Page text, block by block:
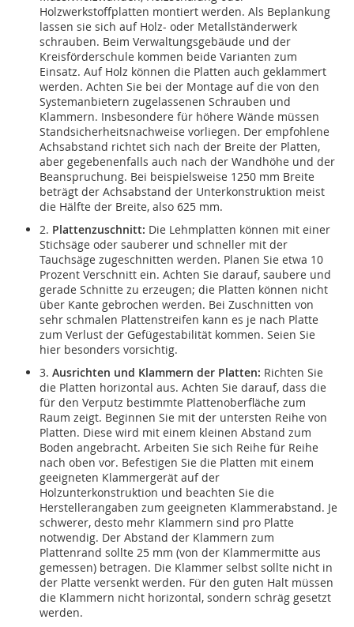
Holzwerkstoffplatten montiert werden. Als Beplankung
lassen sie sich auf Holz- oder Metallständerwerk
schrauben. Beim Verwaltungsgebäude und der
Kreisförderschule kommen beide Varianten zum
Einsatz. Auf Holz können die Platten auch geklammert
werden. Achten Sie bei der Montage auf die von den
Systemanbietern zugelassenen Schrauben und
Klammern. Insbesondere für höhere Wände müssen
Standsicherheitsnachweise vorliegen. Der empfohlene
Achsabstand richtet sich nach der Breite der Platten,
aber gegebenenfalls auch nach der Wandhöhe und der
Beanspruchung. Bei beispielsweise 1250 mm Breite
beträgt der Achsabstand der Unterkonstruktion meist
die Hälfte der Breite, also 625 mm.
2. Plattenzuschnitt: Die Lehmplatten können mit einer
Stichsäge oder sauberer und schneller mit der
Tauchsäge zugeschnitten werden. Planen Sie etwa 10
Prozent Verschnitt ein. Achten Sie darauf, saubere und
gerade Schnitte zu erzeugen; die Platten können nicht
über Kante gebrochen werden. Bei Zuschnitten von
sehr schmalen Plattenstreifen kann es je nach Platte
zum Verlust der Gefügestabilität kommen. Seien Sie
hier besonders vorsichtig.
3. Ausrichten und Klammern der Platten: Richten Sie
die Platten horizontal aus. Achten Sie darauf, dass die
für den Verputz bestimmte Plattenoberfläche zum
Raum zeigt. Beginnen Sie mit der untersten Reihe von
Platten. Diese wird mit einem kleinen Abstand zum
Boden angebracht. Arbeiten Sie sich Reihe für Reihe
nach oben vor. Befestigen Sie die Platten mit einem
geeigneten Klammergerät auf der
Holzunterkonstruktion und beachten Sie die
Herstellerangaben zum geeigneten Klammerabstand. Je
schwerer, desto mehr Klammern sind pro Platte
notwendig. Der Abstand der Klammern zum
Plattenrand sollte 25 mm (von der Klammermitte aus
gemessen) betragen. Die Klammer selbst sollte nicht in
der Platte versenkt werden. Für den guten Halt müssen
die Klammern nicht horizontal, sondern schräg gesetzt
werden.